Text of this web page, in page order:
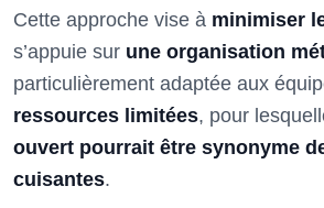
Cette approche vise à minimiser
s’appuie sur une organisation
particulièrement adaptée aux
ressources limitées, pour
ouvert pourrait être synonyme
cuisantes.